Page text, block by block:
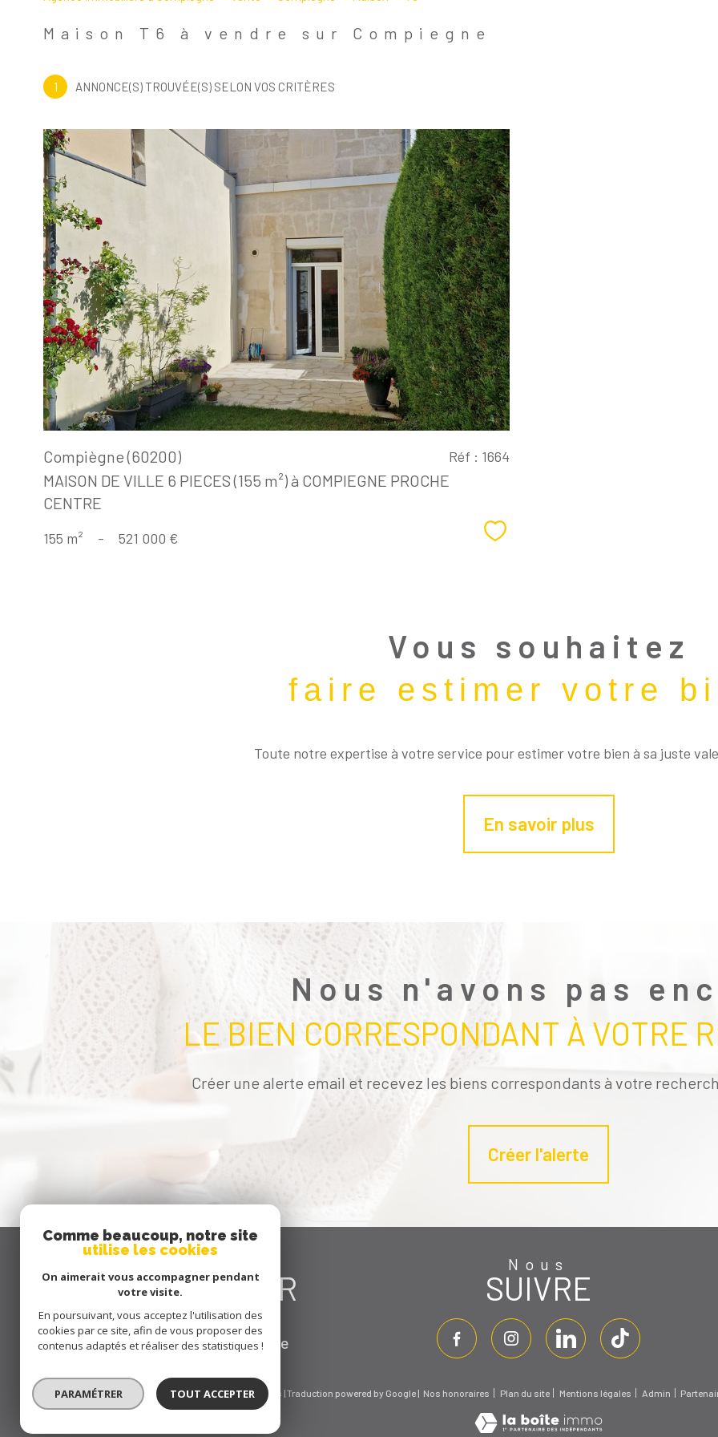
Maison T6 à vendre sur Compiegne
1 ANNONCE(S) TROUVÉE(S) SELON VOS CRITÈRES
Voir le
bien
Compiègne (60200)
MAISON DE VILLE 6 PIECES (155 m²) à COMPIEGNE PROCHE
CENTRE
Réf : 1664
155 m² - 521 000 € Sélectionner
Vous souhaitez
faire estimer votre
Toute notre expertise à votre service pour estimer votre bien à sa juste
En savoir plus
Nous n'avons pas
LE BIEN CORRESPONDANT À VOTRE
Créer une alerte email et recevez les biens correspondants à votre
Créer l'alerte
CONNECTER
espace propriétaire
Nous
SUIVRE
© 2026 | Tous droits réservés | Traduction powered by Google | Nos honoraires Plan du site Mentions légales Admin
Comme beaucoup, notre site
utilise les cookies
On aimerait vous accompagner pendant
votre visite.
En poursuivant, vous acceptez l'utilisation des
cookies par ce site, afin de vous proposer des
contenus adaptés et réaliser des statistiques !
PARAMÉTRER TOUT ACCEPTER